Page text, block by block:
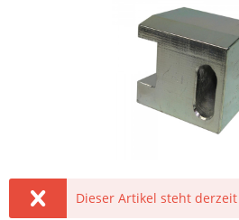
Dieser Artikel steht